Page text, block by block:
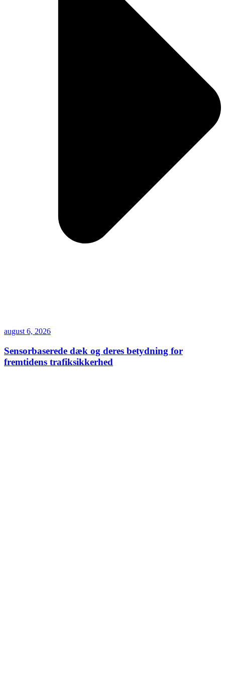
august 6, 2026
Sensorbaserede dæk og deres betydning for
fremtidens trafiksikkerhed